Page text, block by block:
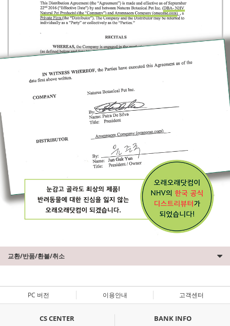
교환/반품/환불/취소
PC 버전 이용안내 고객센터
CS CENTER BANK INFO